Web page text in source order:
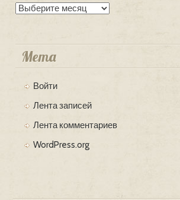
Архивы
Мета
Войти
Лента записей
Лента комментариев
WordPress.org